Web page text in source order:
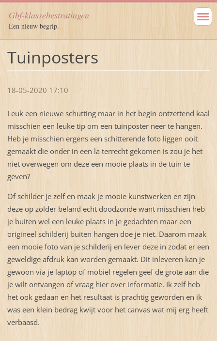
Gbf-klassebestratingen
Een nieuw begrip.
Tuinposters
18-05-2020 17:10
Leuk een nieuwe schutting maar in het begin ontzettend kaal
misschien een leuke tip om een tuinposter neer te hangen.
Heb je misschien ergens een schitterende foto liggen ooit
gemaakt die onder in een la terrecht gekomen is zou je het
niet overwegen om deze een mooie plaats in de tuin te
geven?
Of schilder je zelf en maak je mooie kunstwerken en zijn
deze op zolder beland echt doodzonde want misschien heb
je buiten wel een leuke plaats in je gedachten maar een
origineel schilderij buiten hangen doe je niet. Daarom maak
een mooie foto van je schilderij en lever deze in zodat er een
geweldige afdruk kan worden gemaakt. Dit inleveren kan je
gewoon via je laptop of mobiel regelen geef de grote aan die
je wilt ontvangen of vraag hier over informatie. Ik zelf heb
het ook gedaan en het resultaat is prachtig geworden en ik
was een klein bedrag kwijt voor het canvas wat mij erg heeft
verbaasd.